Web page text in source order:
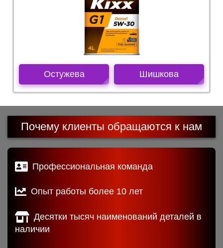
Остужева Шишкова
Почему клиенты обращаются к нам
Профессиональная команда
Опыт работы более 10 лет
Десятки тысяч наименований деталей в
наличии